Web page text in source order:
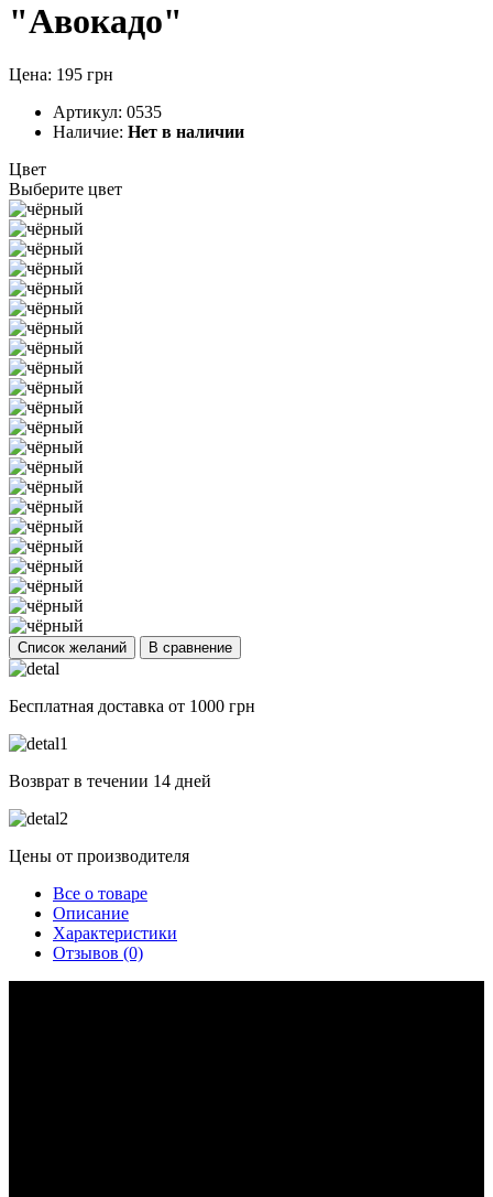
"Авокадо"
Цена: 195 грн
Артикул: 0535
Наличие: Нет в наличии
Цвет
Выберите цвет
Список желаний В сравнение
Бесплатная доставка от 1000 грн
Возврат в течении 14 дней
Цены от производителя
Все о товаре
Описание
Характеристики
Отзывов (0)